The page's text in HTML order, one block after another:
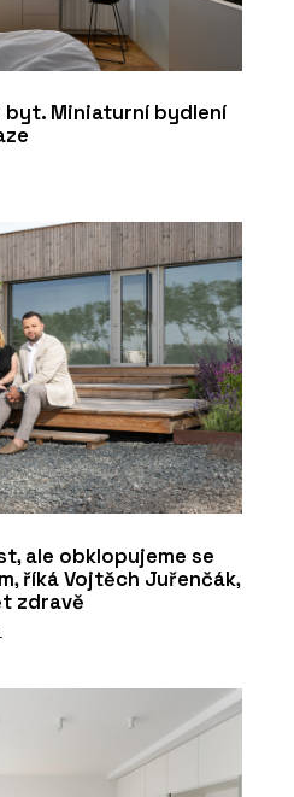
byt. Miniaturní bydlení
ale obklopujeme se
říká Vojtěch Juřenčák,
zdravě